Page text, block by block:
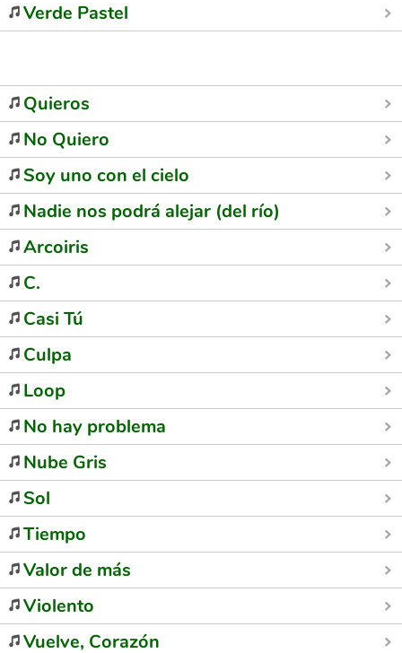
Verde Pastel
Quieros
No Quiero
Soy uno con el cielo
Nadie nos podrá alejar (del río)
Arcoiris
C.
Casi Tú
Culpa
Loop
No hay problema
Nube Gris
Sol
Tiempo
Valor de más
Violento
Vuelve, Corazón